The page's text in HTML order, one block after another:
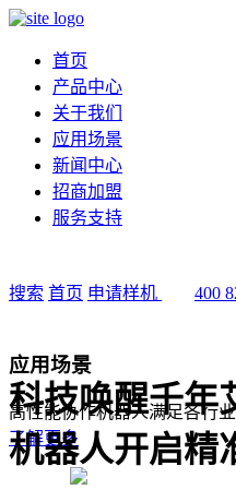
首页
产品中心
关于我们
应用场景
新闻中心
招商加盟
服务支持
搜索 首页 申请样机 400
应用场景
高性能协作机器人满足各行
了解更多
科技唤醒千年
机器人开启精